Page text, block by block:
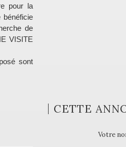
pour la
bénéficie
de
VISITE
sont
CETTE
Votre